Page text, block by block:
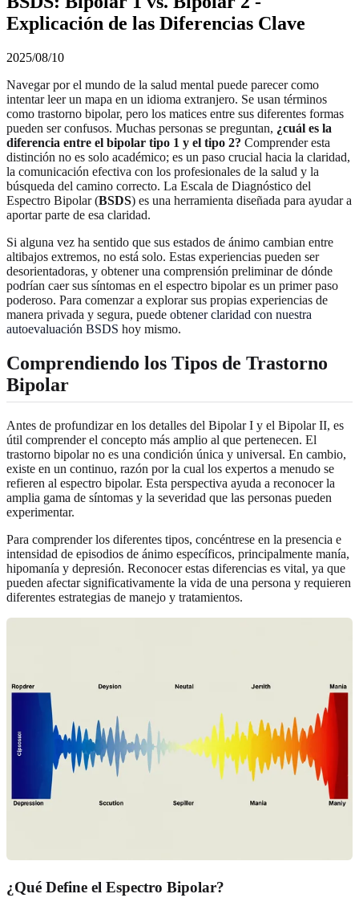
Explicación de las Diferencias Clave
2025/08/10
Navegar por el mundo de la salud mental puede parecer como
intentar leer un mapa en un idioma extranjero. Se usan términos
como trastorno bipolar, pero los matices entre sus diferentes formas
pueden ser confusos. Muchas personas se preguntan, ¿cuál es la
diferencia entre el bipolar tipo 1 y el tipo 2? Comprender esta
distinción no es solo académico; es un paso crucial hacia la claridad,
la comunicación efectiva con los profesionales de la salud y la
búsqueda del camino correcto. La Escala de Diagnóstico del
Espectro Bipolar (BSDS) es una herramienta diseñada para ayudar a
aportar parte de esa claridad.
Si alguna vez ha sentido que sus estados de ánimo cambian entre
altibajos extremos, no está solo. Estas experiencias pueden ser
desorientadoras, y obtener una comprensión preliminar de dónde
podrían caer sus síntomas en el espectro bipolar es un primer paso
poderoso. Para comenzar a explorar sus propias experiencias de
manera privada y segura, puede obtener claridad con nuestra
autoevaluación BSDS hoy mismo.
Comprendiendo los Tipos de Trastorno
Bipolar
Antes de profundizar en los detalles del Bipolar I y el Bipolar II, es
útil comprender el concepto más amplio al que pertenecen. El
trastorno bipolar no es una condición única y universal. En cambio,
existe en un continuo, razón por la cual los expertos a menudo se
refieren al espectro bipolar. Esta perspectiva ayuda a reconocer la
amplia gama de síntomas y la severidad que las personas pueden
experimentar.
Para comprender los diferentes tipos, concéntrese en la presencia e
intensidad de episodios de ánimo específicos, principalmente manía,
hipomanía y depresión. Reconocer estas diferencias es vital, ya que
pueden afectar significativamente la vida de una persona y requieren
diferentes estrategias de manejo y tratamientos.
¿Qué Define el Espectro Bipolar?